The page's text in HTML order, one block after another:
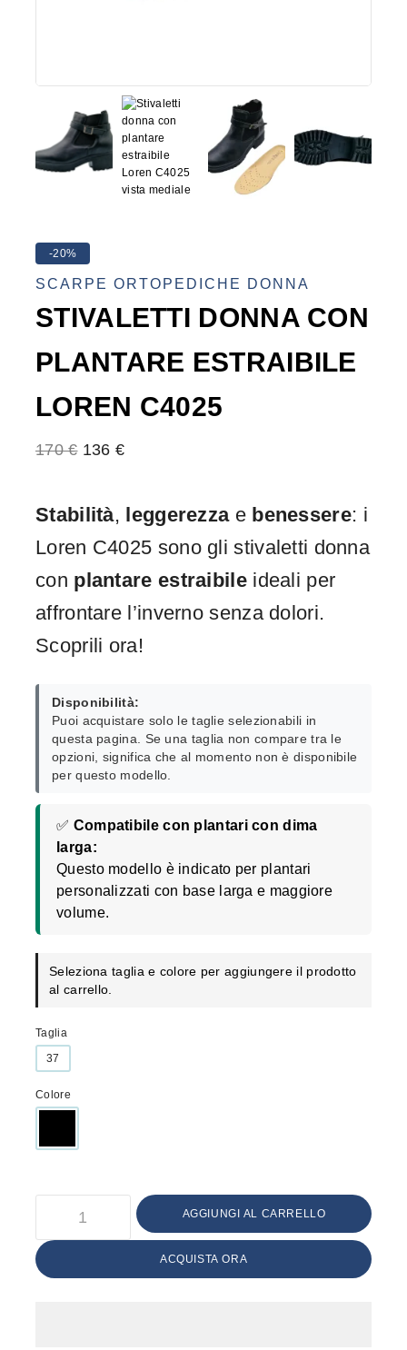
-20%
SCARPE ORTOPEDICHE DONNA
STIVALETTI DONNA CON
PLANTARE ESTRAIBILE
LOREN C4025
170€ 136€
Stabilità, leggerezzae benessere: i
Loren C4025 sono gli stivaletti donna
con plantare estraibileideali per
affrontare l’inverno senza dolori.
Scoprili ora!
Disponibilità:
Puoi acquistare solo le taglie selezionabili in
questa pagina. Se una taglia non compare tra le
opzioni, significa che al momento non è disponibile
per questo modello.
✅ Compatibile con plantari con dima
larga:
Questo modello è indicato per plantari
personalizzati con base larga e maggiore
volume.
Seleziona taglia e colore per aggiungere il prodotto
al carrello.
Taglia
37
Colore
AGGIUNGI AL CARRELLO
ACQUISTA ORA